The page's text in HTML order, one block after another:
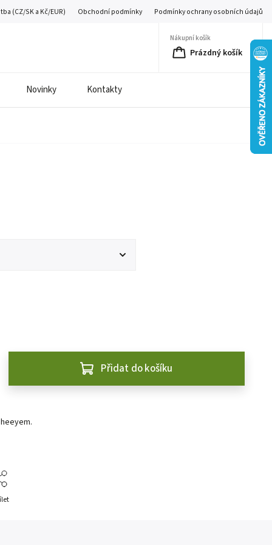
(CZ/SK a Kč/EUR) Obchodní podmínky Podmínky ochrany osobních údajů
Nákupní košík
Prázdný košík
Novinky Kontakty
Přidat do košíku